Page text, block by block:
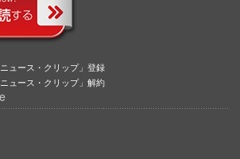
ュース・クリップ」登録
ュース・クリップ」解約